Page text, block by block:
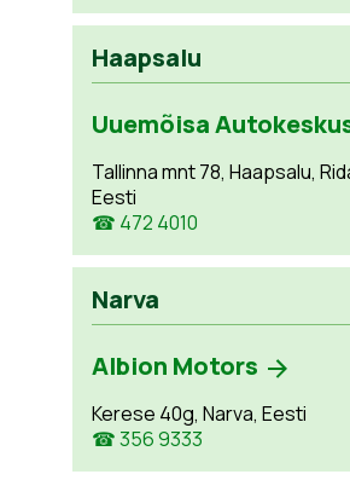
Haapsalu
Uuemõisa
Tallinna mnt 78, Haapsalu,
Eesti
☎ 472 4010
Narva
Albion Motors
Kerese 40g, Narva, Eesti
☎ 356 9333